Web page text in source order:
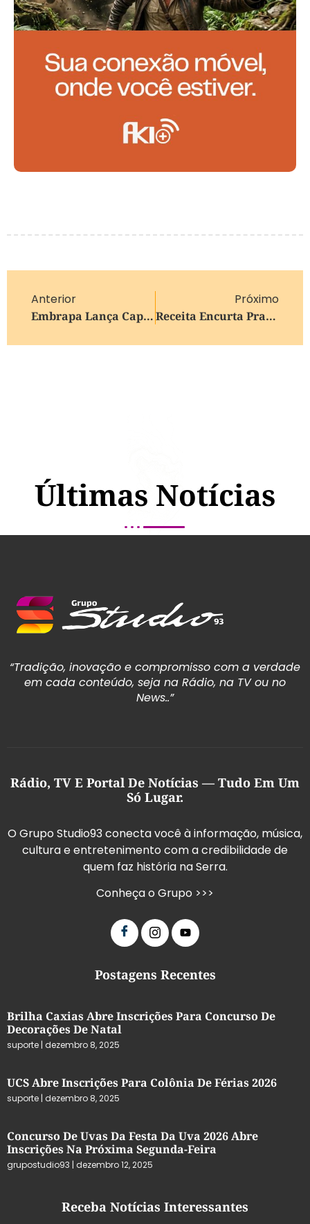
Anterior
Embrapa Lança Capacitação On-Line Gratuita Para A Produção De Bioinsumos
Próximo
Receita Encurta Prazo Para Entregar Declaração Do IRPF 2026
Últimas Notícias
“Tradição, inovação e compromisso com a verdade
em cada conteúdo, seja na Rádio, na TV ou no
News..”
Rádio, TV E Portal De Notícias — Tudo Em Um
Só Lugar.
O Grupo Studio93 conecta você à informação, música,
cultura e entretenimento com a credibilidade de
quem faz história na Serra.
Conheça o Grupo >>>
Postagens Recentes
Brilha Caxias Abre Inscrições Para Concurso De
Decorações De Natal
suporte dezembro 8, 2025
UCS Abre Inscrições Para Colônia De Férias 2026
suporte dezembro 8, 2025
Concurso De Uvas Da Festa Da Uva 2026 Abre
Inscrições Na Próxima Segunda-Feira
grupostudio93 dezembro 12, 2025
Receba Notícias Interessantes